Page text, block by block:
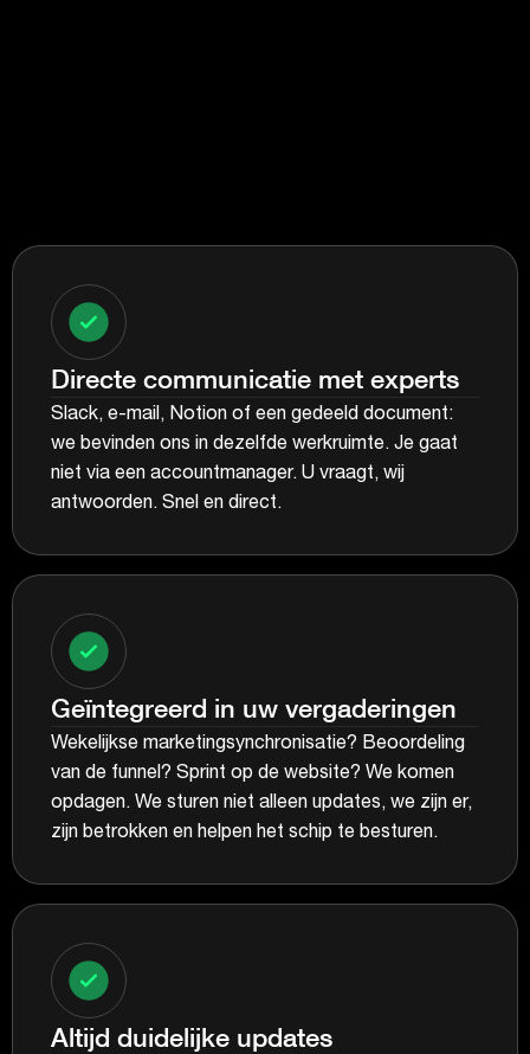
Directe communicatie met experts
Slack, e-mail, Notion of een gedeeld document:
we bevinden ons in dezelfde werkruimte. Je gaat
niet via een accountmanager. U vraagt, wij
antwoorden. Snel en direct.
Wekelijkse marketingsynchronisatie? Beoordeling
van de funnel? Sprint op de website? We komen
opdagen. We sturen niet alleen updates, we zijn er,
zijn betrokken en helpen het schip te besturen.
Geïntegreerd in uw vergaderingen
Altijd duidelijke updates